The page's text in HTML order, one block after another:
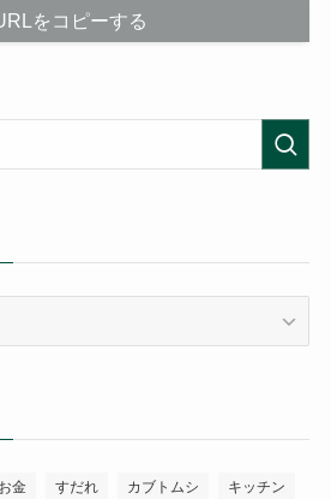
をコピーする
お金 すだれ カブトムシ キッチン